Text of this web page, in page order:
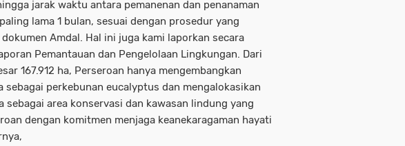
jarak waktu antara pemanenan dan penanaman
lama 1 bulan, sesuai dengan prosedur yang
Amdal. Hal ini juga kami laporkan secara
Pemantauan dan Pengelolaan Lingkungan. Dari
167.912 ha, Perseroan hanya mengembangkan
perkebunan eucalyptus dan mengalokasikan
area konservasi dan kawasan lindung yang
dengan komitmen menjaga keanekaragaman hayati